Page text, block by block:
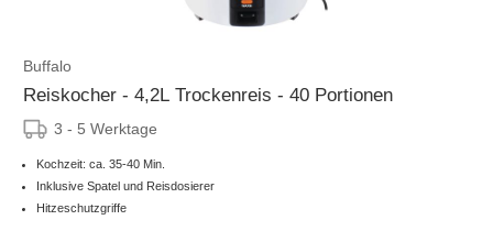
Buffalo
Reiskocher - 4,2L Trockenreis - 40 Portionen
3 - 5 Werktage
Kochzeit: ca. 35-40 Min.
Inklusive Spatel und Reisdosierer
Hitzeschutzgriffe